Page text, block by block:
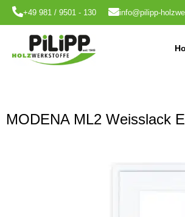
+49 981 / 9501 - 130 info@pilipp-
MODENA ML2 Weisslack